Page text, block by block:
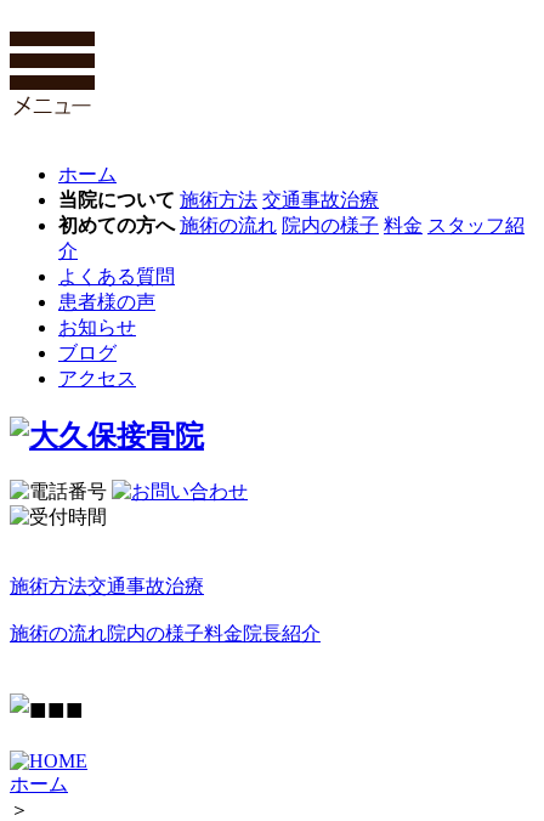
ホーム
当院について 施術方法 交通事故治療
初めての方へ 施術の流れ 院内の様子 料金 スタッフ紹
介
よくある質問
患者様の声
お知らせ
ブログ
アクセス
施術方法交通事故治療
施術の流れ院内の様子料金院長紹介
ホーム
＞